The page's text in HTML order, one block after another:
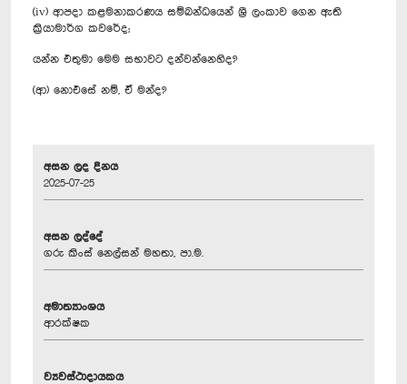
(iv) ආපදා කළමනාකරණය සම්බන්ධයෙන් ශ්‍රී ලංකාව ගෙන ඇති
ක්‍රියාමාර්ග කවරේද;
යන්න එතුමා මෙම සභාවට දන්වන්නෙහිද?
(ආ) නොඑසේ නම්, ඒ මන්ද?
අසන ලද දිනය
2025-07-25
අසන ලද්දේ
ගරු කිංස් නෙල්සන් මහතා, පා.ම.
අමාත්‍යාංශය
ආරක්ෂක
ව්‍යවස්ථාදායකය